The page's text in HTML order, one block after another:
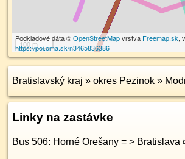
100 m
Podkladové dáta ©OpenStreetMapvrstva Freemap.sk,
https://poi.oma.sk/n3465836386
Bratislavský kraj » okres Pezinok »
Linky na zastávke
Bus 506: Horné Orešany = > Bratislava